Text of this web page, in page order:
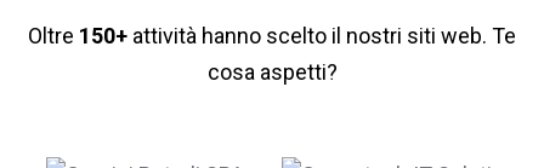
Oltre 150+ attività hanno scelto il nostri siti web. Te
cosa aspetti?